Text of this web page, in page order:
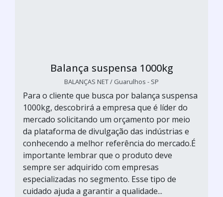
Balança suspensa 1000kg
BALANÇAS NET / Guarulhos - SP
Para o cliente que busca por balança suspensa
1000kg, descobrirá a empresa que é líder do
mercado solicitando um orçamento por meio
da plataforma de divulgação das indústrias e
conhecendo a melhor referência do mercado.É
importante lembrar que o produto deve
sempre ser adquirido com empresas
especializadas no segmento. Esse tipo de
cuidado ajuda a garantir a qualidade...